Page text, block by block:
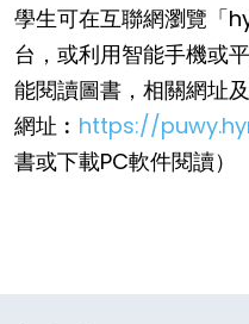
學生可在互聯網瀏覽「
台，或利用智能手機或
能閱讀圖書，相關網址
網址︰ https://
書或下載PC軟件閱讀）